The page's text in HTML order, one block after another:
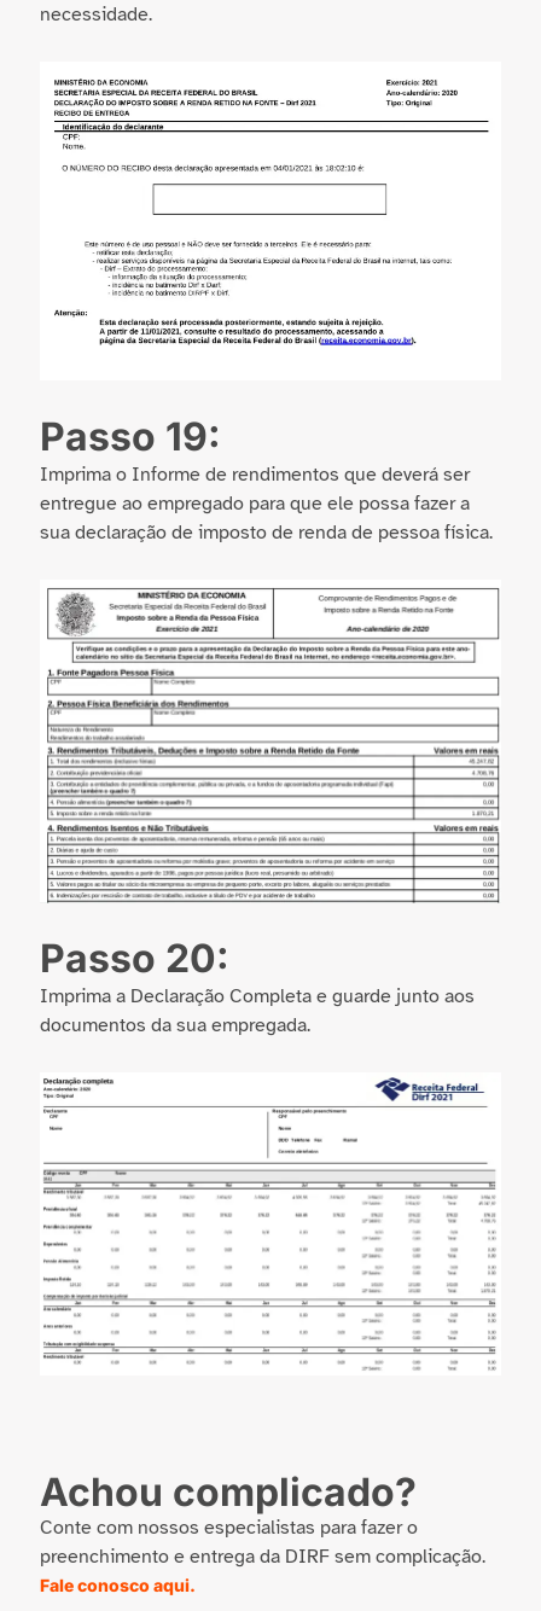
necessidade.
Passo 19:
Imprima o Informe de rendimentos que deverá ser
entregue ao empregado para que ele possa fazer a
sua declaração de imposto de renda de pessoa física.
Passo 20:
Imprima a Declaração Completa e guarde junto aos
documentos da sua empregada.
Achou complicado?
Conte com nossos especialistas para fazer o
preenchimento e entrega da DIRF sem complicação.
Fale conosco aqui.